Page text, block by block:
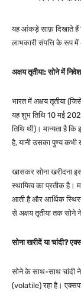
यह आंकड़े साफ़ दिखाते हैं
लाभकारी संपत्ति के रूप
अक्षय तृतीया: सोने में
भारत में अक्षय तृतीया
यह शुभ तिथि 10 मई
तिथि थी)। मान्यता है कि
है, यानी उसका पुण्य कभी
खासकर सोना खरीदना
स्थायित्व का प्रतीक है।
आती है और आर्थिक
से अक्षय तृतीया तक सोने ने
सोना खरीदें या चांदी?
सोने के साथ-साथ चांदी ने
(volatile) रहा है।